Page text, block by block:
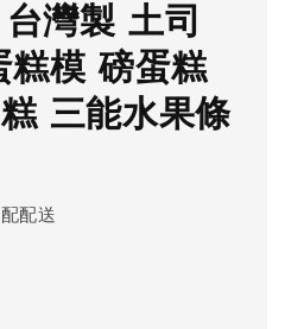
灣製 土司
糕模 磅蛋糕
三能水果條
配送